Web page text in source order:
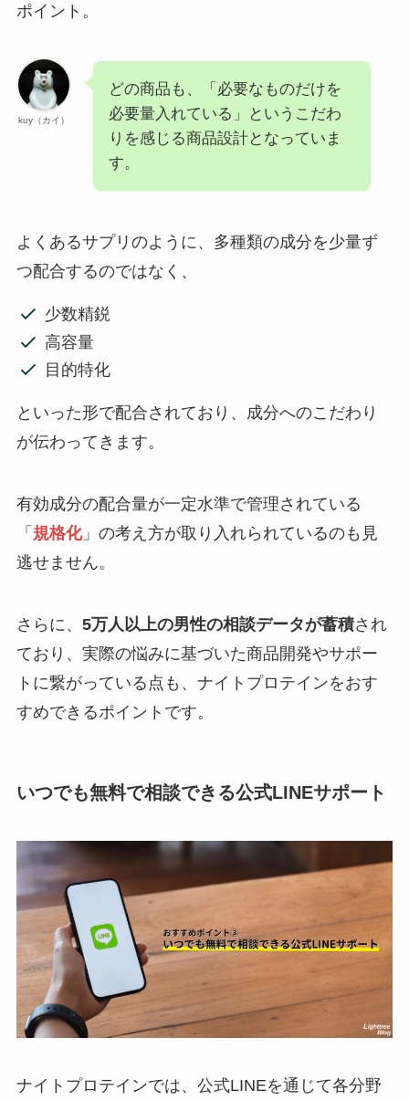
ポイント。
kuy（カイ）
どの商品も、「必要なものだけを
必要量入れている」というこだわ
りを感じる商品設計となっていま
す。
よくあるサプリのように、多種類の成分を少量ず
つ配合するのではなく、
少数精鋭
高容量
目的特化
といった形で配合されており、成分へのこだわり
が伝わってきます。
有効成分の配合量が一定水準で管理されている
「 規格化」の考え方が取り入れられているのも見
逃せません。
さらに、 5万人以上の男性の相談データが蓄積され
ており、実際の悩みに基づいた商品開発やサポー
トに繋がっている点も、ナイトプロテインをおす
すめできるポイントです。
いつでも無料で相談できる公式LINEサポート
ナイトプロテインでは、公式LINEを通じて各分野